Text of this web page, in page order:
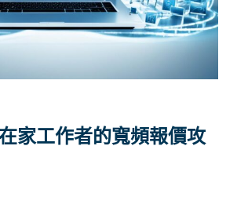
家工作者的寬頻報價攻